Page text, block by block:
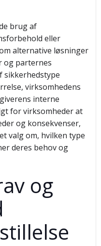
brug af
eller
alternative løsninger
og parternes
sikkerhedstype
virksomhedens
interne
for virksomheder at
og konsekvenser,
valg om, hvilken type
deres behov og
og